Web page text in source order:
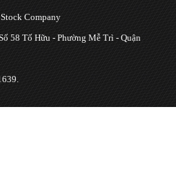
Company
58 Tố Hữu - Phường Mễ Trì - Quận